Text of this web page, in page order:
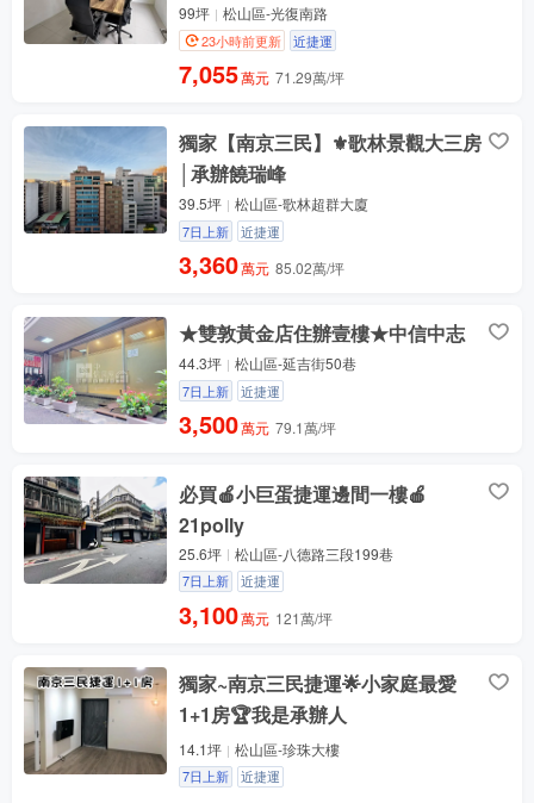
99坪 松山區-光復南路
23小時前更新 近捷運
7,055萬元 71.29萬/坪
獨家【南京三民】⚜️歌林景觀大三房
│承辦饒瑞峰
39.5坪 松山區-歌林超群大廈
7日上新 近捷運
3,360萬元 85.02萬/坪
★雙敦黃金店住辦壹樓★中信中志
44.3坪 松山區-延吉街50巷
7日上新 近捷運
3,500萬元 79.1萬/坪
必買🍎小巨蛋捷運邊間一樓🍎
21polly
25.6坪 松山區-八德路三段199巷
7日上新 近捷運
3,100萬元 121萬/坪
獨家~南京三民捷運🌟小家庭最愛
1+1房🏆️我是承辦人
14.1坪 松山區-珍珠大樓
7日上新 近捷運